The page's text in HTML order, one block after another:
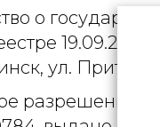
о
ул.
разрешение